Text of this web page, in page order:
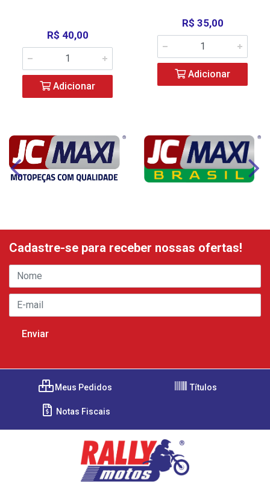
R$ 40,00
Adicionar
R$ 35,00
Adicionar
Cadastre-se para receber nossas ofertas!
Meus Pedidos Títulos
Notas Fiscais